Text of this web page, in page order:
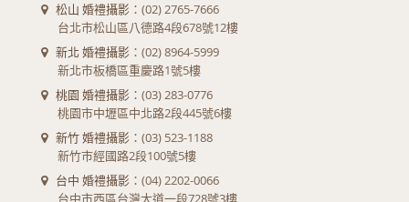
松山 婚禮攝影 ：(02) 2765-7666
台北市松山區八德路4段678號12樓
新北 婚禮攝影 ：(02) 8964-5999
新北市板橋區重慶路1號5樓
桃園 婚禮攝影 ：(03) 283-0776
桃園市中壢區中北路2段445號6樓
新竹 婚禮攝影 ：(03) 523-1188
新竹市經國路2段100號5樓
台中 婚禮攝影 ：(04) 2202-0066
台中市西區台灣大道一段728號3樓